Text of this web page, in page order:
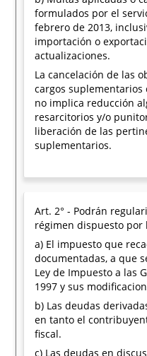
formulados por el
febrero de 2013,
importación o
actualizaciones.
La cancelación de las
cargos suplementarios
no implica reducción
resarcitorios y/o
liberación de las
suplementarios.
Art. 2° - Podrán
régimen dispuesto por
a) El impuesto que
documentadas, a que
Ley de Impuesto a las
1997 y sus
b) Las deudas
en tanto el
fiscal.
c) Las deudas en